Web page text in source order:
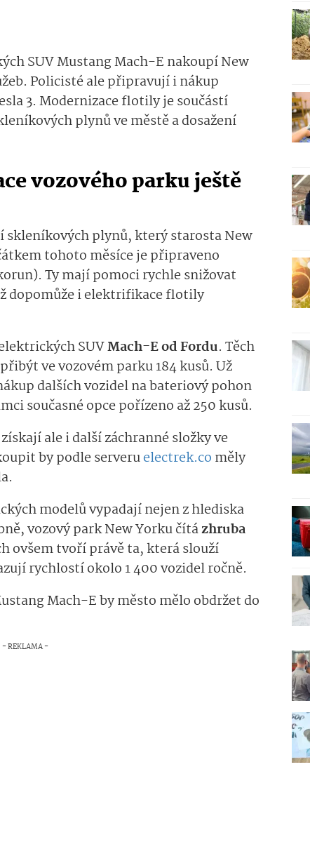
SUV Mustang Mach-E nakoupí New
Policisté ale připravují i nákup
3. Modernizace flotily je součástí
plynů ve městě a dosažení
vozového parku ještě
skleníkových plynů, který starosta New
tohoto měsíce je připraveno
Ty mají pomoci rychle snižovat
dopomůže i elektrifikace flotily
SUVMach-E od Fordu. Těch
ve vozovém parku 184 kusů. Už
dalších vozidel na bateriový pohon
současné opce pořízeno až 250 kusů.
ale i další záchranné složky ve
by podle serveruelectrek.co měly
modelů vypadají nejen z hlediska
vozový park New Yorku čítázhruba
ovšem tvoří právě ta, která slouží
rychlostí okolo 1 400 vozidel roč­ně.
Mach-E by město mělo obdržet do